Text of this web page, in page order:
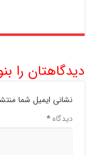
دیدگاهتان را
نشانی ایمیل شما
دیدگاه*